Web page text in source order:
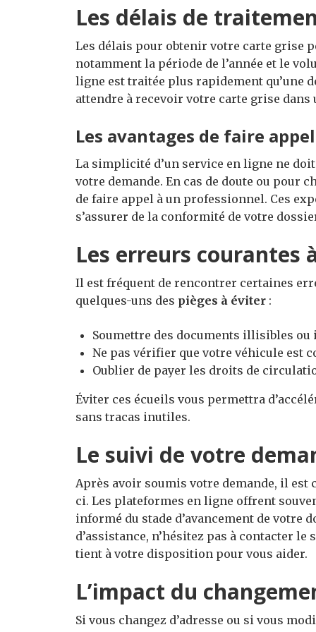
Les délais de
Les délais pour obtenir votre carte grise
notamment la période de l’année et le
ligne est traitée plus rapidement qu’une
attendre à recevoir votre carte grise dans
Les avantages de faire
La simplicité d’un service en ligne ne
votre demande. En cas de doute ou pour
de faire appel à un professionnel. Ces
s’assurer de la conformité de votre
Les erreurs courantes
Il est fréquent de rencontrer certaines
quelques-uns des pièges à éviter :
Soumettre des documents illisibles
Ne pas vérifier que votre véhicule est
Oublier de payer les droits de
Éviter ces écueils vous permettra
sans tracas inutiles.
Le suivi de votre
Après avoir soumis votre demande, il
ci. Les plateformes en ligne offrent
informé du stade d’avancement de votre
d’assistance, n’hésitez pas à contacter
tient à votre disposition pour vous aider.
L’impact du
Si vous changez d’adresse ou si vous